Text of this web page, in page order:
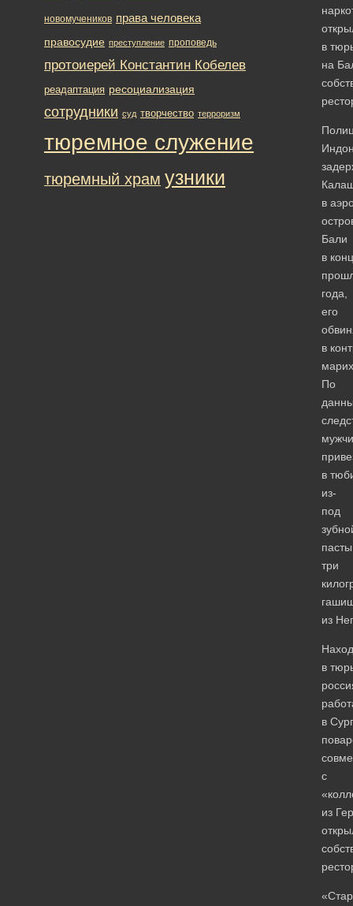
в
на
в
Бали
в
года,
его
в
По
в
из-
под
пасты
три
из
в
в
с
из
новомучеников права человека
правосудие преступление проповедь
протоиерей Константин Кобелев
реадаптация ресоциализация
сотрудники суд творчество терроризм
тюремное служение
тюремный храм узники